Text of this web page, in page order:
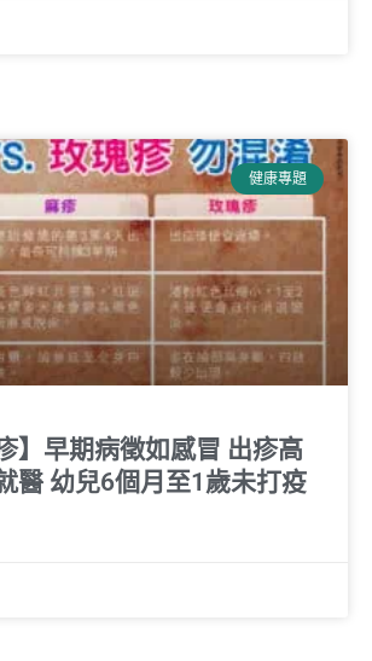
健康專題
】早期病徵如感冒 出疹高
醫 幼兒6個月至1歲未打疫